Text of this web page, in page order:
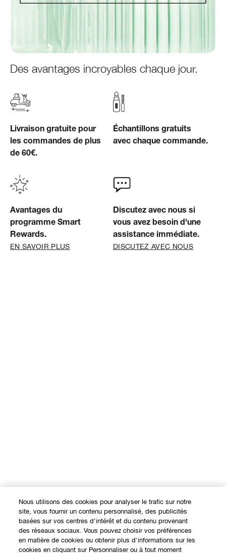
Des avantages incroyables chaque jour.
Livraison gratuite pour
les commandes de plus
de 60€.
Échantillons gratuits
avec chaque commande.
Avantages du
programme Smart
Rewards.
EN SAVOIR PLUS
Discutez avec nous si
vous avez besoin d'une
assistance immédiate.
DISCUTEZ AVEC NOUS
EXPÉRIENCE EN LIGNE
Nous utilisons des cookies pour analyser le trafic sur notre
site, vous fournir un contenu personnalisé, des publicités
basées sur vos centres d'intérêt et du contenu provenant
des réseaux sociaux. Vous pouvez choisir vos préférences
en matière de cookies ou obtenir plus d'informations sur les
cookies en cliquant sur Personnaliser ou à tout moment